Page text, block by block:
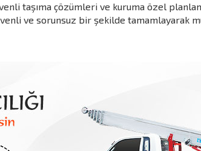
taşıma çözümleri ve kuruma özel
ve sorunsuz bir şekilde tamamlayarak